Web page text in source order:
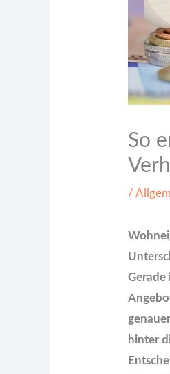
So
/
Gerade
hinter